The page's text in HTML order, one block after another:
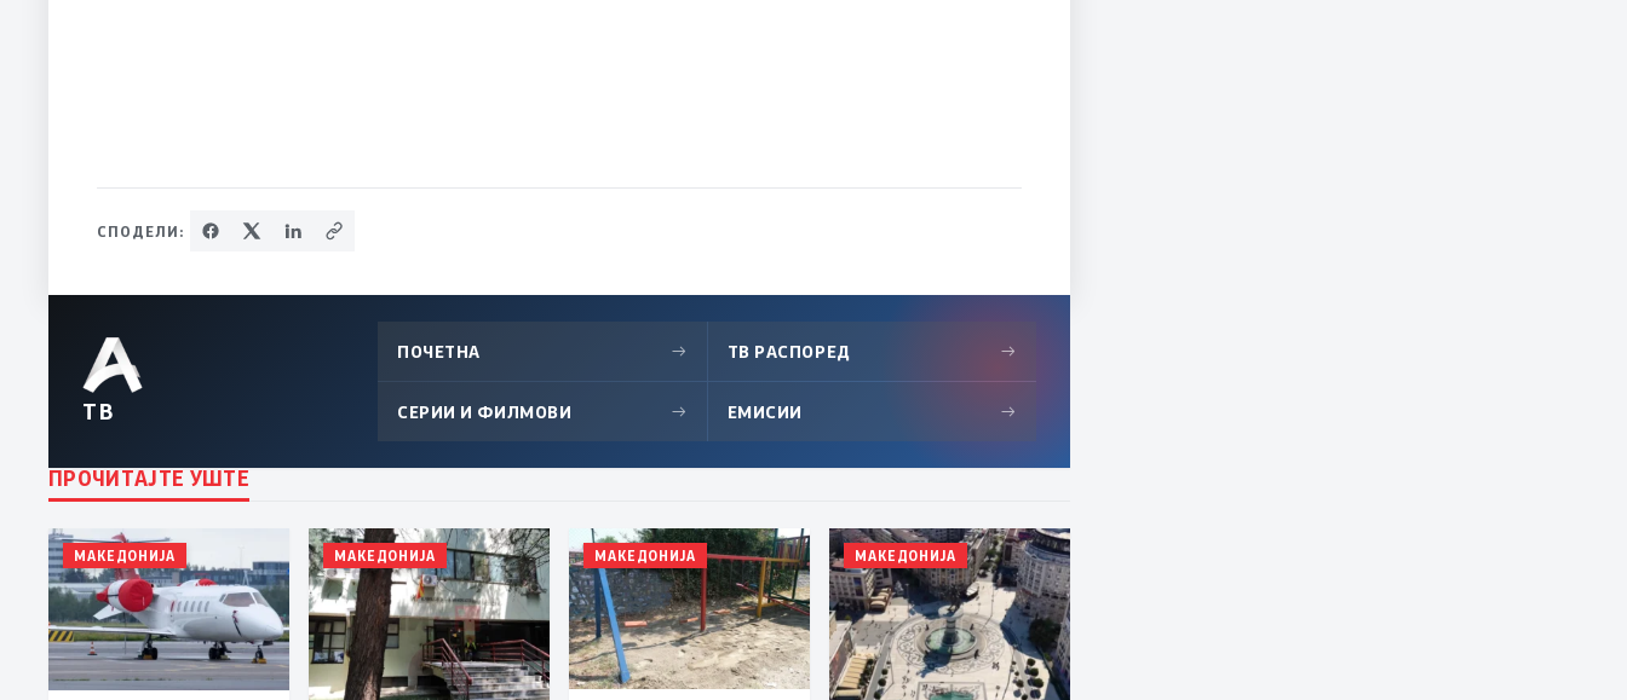
СПОДЕЛИ:
ТВ
ПОЧЕТНА → ТВ РАСПОРЕД →
СЕРИИ И ФИЛМОВИ → ЕМИСИИ →
ПРОЧИТАЈТЕ УШТЕ
МАКЕДОНИЈА МАКЕДОНИЈА МАКЕДОНИЈА МАКЕДОНИЈА